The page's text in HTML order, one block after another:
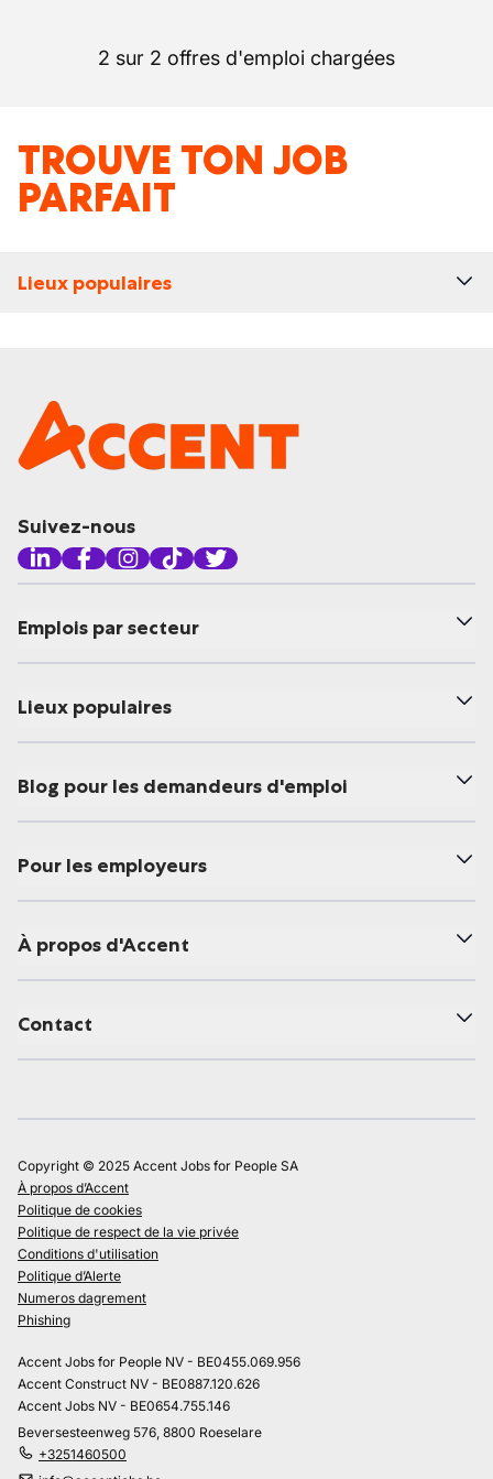
2 sur 2 offres d'emploi chargées
TROUVE TON JOB
PARFAIT
Lieux populaires
Suivez-nous
Emplois par secteur
Lieux populaires
Blog pour les demandeurs d'emploi
Pour les employeurs
À propos d'Accent
Contact
Copyright © 2025 Accent Jobs for People SA
À propos d’Accent
Politique de cookies
Politique de respect de la vie privée
Conditions d'utilisation
Politique d’Alerte
Numeros dagrement
Phishing
Accent Jobs for People NV - BE0455.069.956
Accent Construct NV - BE0887.120.626
Accent Jobs NV - BE0654.755.146
Beversesteenweg 576, 8800 Roeselare
+3251460500